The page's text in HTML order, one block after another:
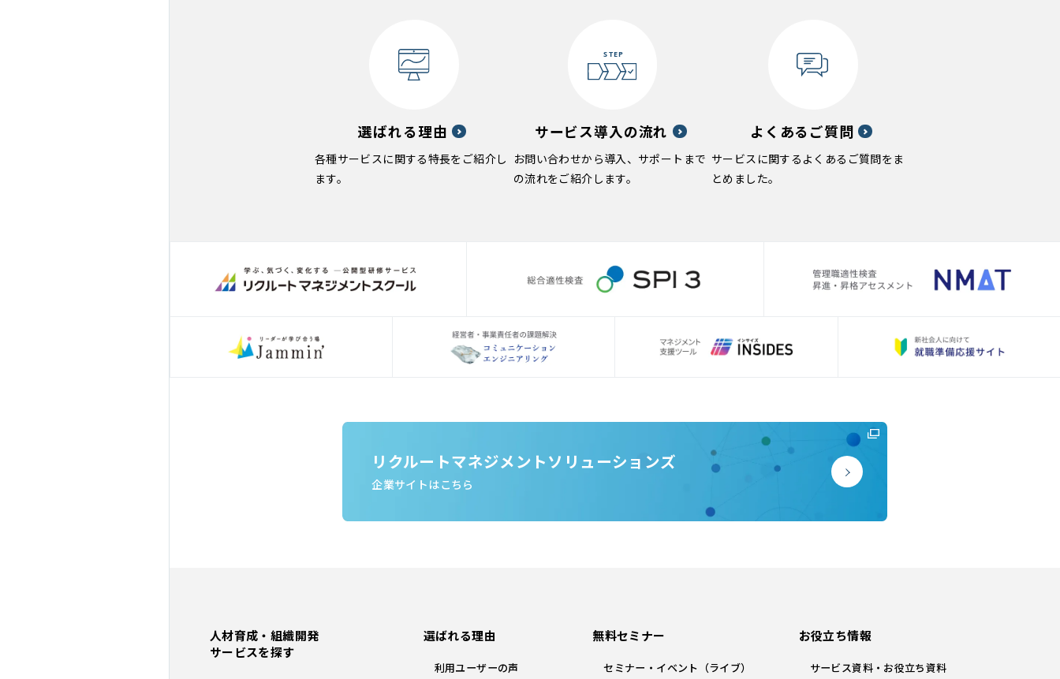
選ばれる理由
各種サービスに関する特長をご紹介し
ます。
サービス導入の流れ
お問い合わせから導入、サポートまで
の流れをご紹介します。
よくあるご質問
サービスに関するよくあるご質問をま
とめました。
リクルートマネジメントソリューションズ
企業サイトはこちら
人材育成・組織開発
サービスを探す
選ばれる理由
利用ユーザーの声
無料セミナー
セミナー・イベント（ライブ）
お役立ち情報
サービス資料・お役立ち資料